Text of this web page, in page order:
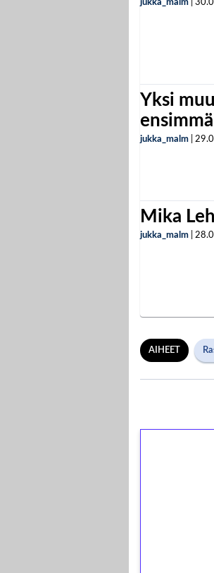
jukka_malm
Yksi
jukka_malm
Mika
jukka_malm
AIHEET